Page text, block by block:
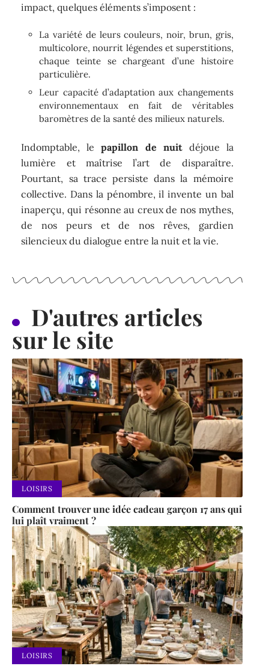
impact, quelques éléments s’imposent :
La variété de leurs couleurs, noir, brun, gris,
multicolore, nourrit légendes et superstitions,
chaque teinte se chargeant d’une histoire
particulière.
Leur capacité d’adaptation aux changements
environnementaux en fait de véritables
baromètres de la santé des milieux naturels.
Indomptable, lepapillon de nuitdéjoue la
lumière et maîtrise l’art de disparaître.
Pourtant, sa trace persiste dans la mémoire
collective. Dans la pénombre, il invente un bal
inaperçu, qui résonne au creux de nos mythes,
de nos peurs et de nos rêves, gardien
silencieux du dialogue entre la nuit et la vie.
D'autres articles
sur le site
LOISIRS
Comment trouver une idée cadeau garçon 17 ans qui
lui plaît vraiment ?
LOISIRS